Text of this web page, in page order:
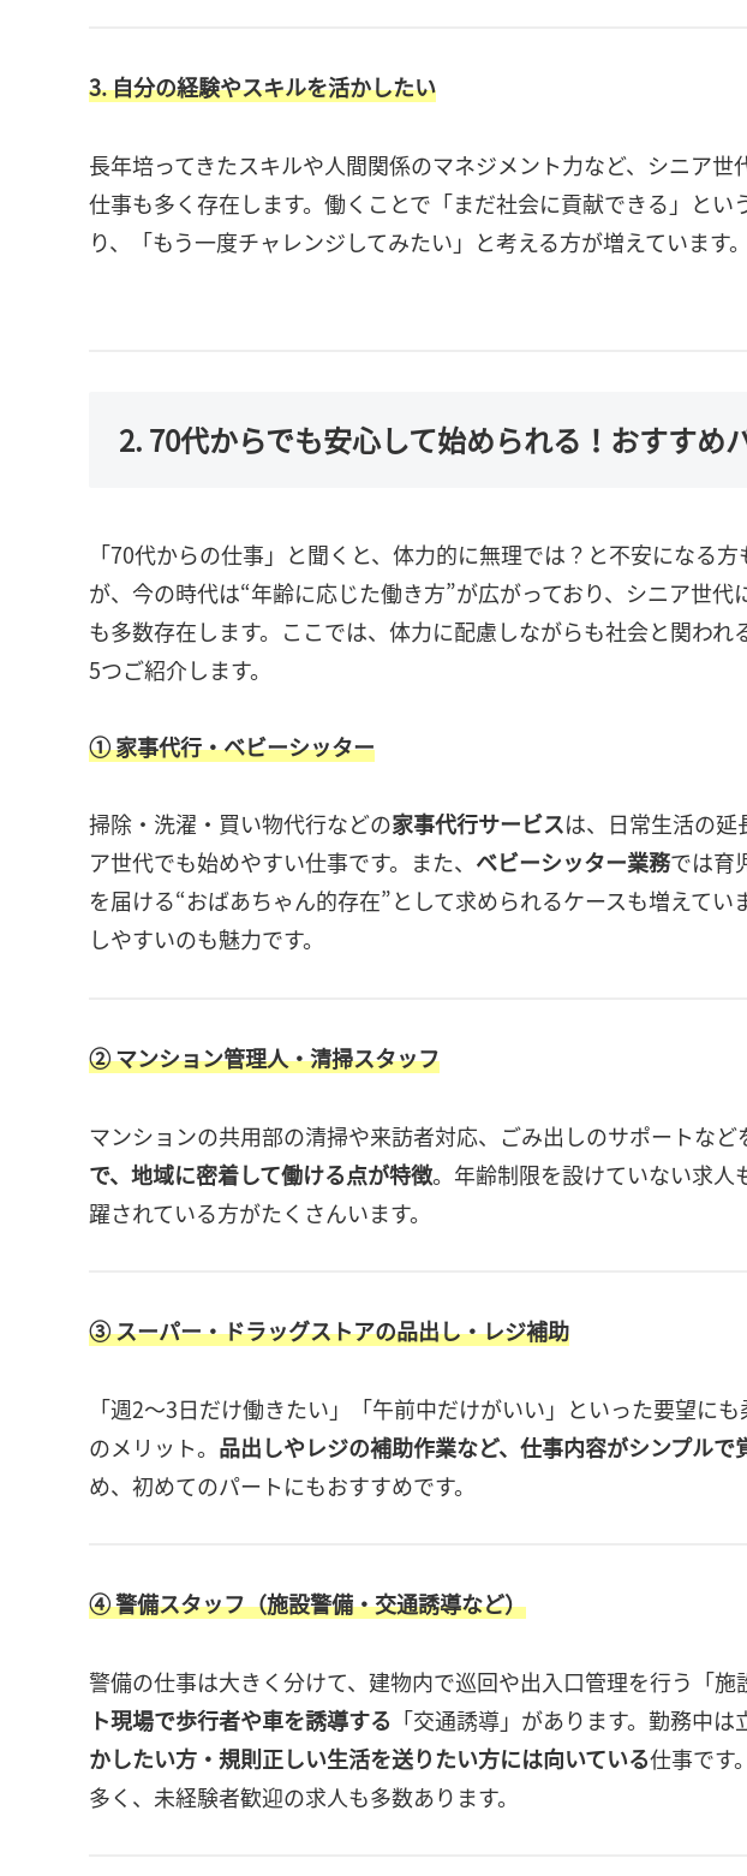
3. 自分の経験やスキルを活かしたい
長年培ってきたスキルや人間関係のマネジメント力など、シニア世
仕事も多く存在します。働くことで「まだ社会に貢献できる」とい
り、「もう一度チャレンジしてみたい」と考える方が増えています。
2. 70代からでも安心して始められる！おすすめ
「70代からの仕事」と聞くと、体力的に無理では？と不安になる
が、今の時代は“年齢に応じた働き方”が広がっており、シニア世
も多数存在します。ここでは、体力に配慮しながらも社会と関われ
5つご紹介します。
① 家事代行・ベビーシッター
掃除・洗濯・買い物代行などの家事代行サービスは、日常生活の
ア世代でも始めやすい仕事です。また、 ベビーシッター業務では育
を届ける“おばあちゃん的存在”として求められるケースも増えて
しやすいのも魅力です。
② マンション管理人・清掃スタッフ
マンションの共用部の清掃や来訪者対応、ごみ出しのサポートなど
で、地域に密着して働ける点が特徴。年齢制限を設けていない求
躍されている方がたくさんいます。
③ スーパー・ドラッグストアの品出し・レジ補助
「週2〜3日だけ働きたい」「午前中だけがいい」といった要望に
のメリット。 品出しやレジの補助作業など、仕事内容がシンプルで
め、初めてのパートにもおすすめです。
④ 警備スタッフ（施設警備・交通誘導など）
警備の仕事は大きく分けて、建物内で巡回や出入口管理を行う「施
ト現場で歩行者や車を誘導する 「交通誘導」があります。勤務中は
かしたい方・規則正しい生活を送りたい方には向いている仕事です
多く、未経験者歓迎の求人も多数あります。